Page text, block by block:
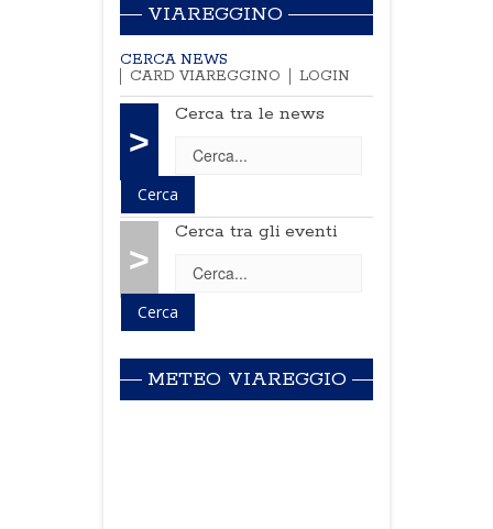
VIAREGGINO
CERCA NEWS
CARD VIAREGGINO
LOGIN
>
Cerca tra le news
>
Cerca tra gli eventi
METEO VIAREGGIO